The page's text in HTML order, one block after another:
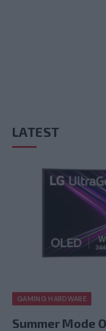
LATEST
GAMING HARDWARE
Summer Mode